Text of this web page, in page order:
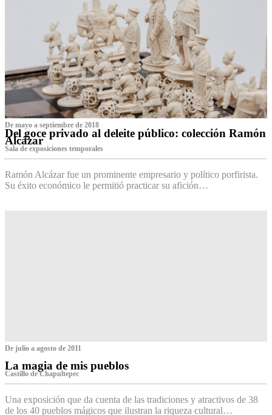
De mayo a septiembre de 2018
Del goce privado al deleite público: colección Ramón
Alcázar
Sala de exposiciones temporales
Ramón Alcázar fue un prominente empresario y político porfirista.
Su éxito económico le permitió practicar su afición…
De julio a agosto de 2011
La magia de mis pueblos
Castillo de Chapultepec
Una exposición que da cuenta de las tradiciones y atractivos de 38
de los 40 pueblos mágicos que ilustran la riqueza cultural…